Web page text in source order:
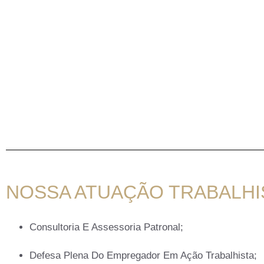
NOSSA ATUAÇÃO
Consultoria E Assessoria Patronal;
Defesa Plena Do Empregador Em Ação Trabalhista;